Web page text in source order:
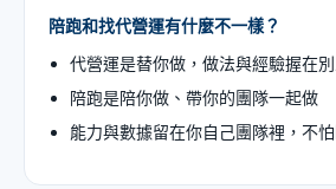
陪跑和找代營運有什麼不一樣？
代營運是替你做，做法與經驗握在
陪跑是陪你做、帶你的團隊一起做
能力與數據留在你自己團隊裡，不